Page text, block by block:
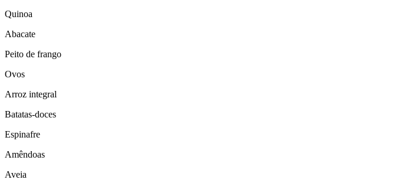
Quinoa
Abacate
Peito de frango
Ovos
Arroz integral
Batatas-doces
Espinafre
Amêndoas
Aveia